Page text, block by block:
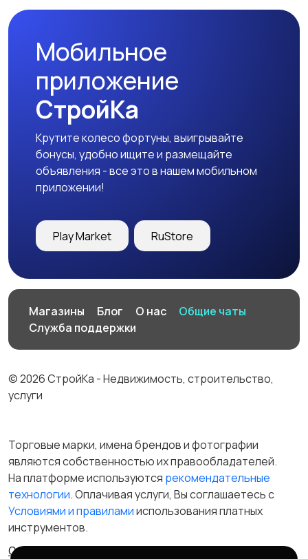
Мобильное
приложение
СтройКа
Крутите колесо фортуны, выигрывайте
бонусы, удобно ищите и размещайте
объявления - все это в нашем мобильном
приложении!
Play Market RuStore
Магазины Блог О нас
Общие чаты
Служба поддержки
© 2026 СтройКа - Недвижимость, строительство,
услуги
Торговые марки, имена брендов и фотографии
являются собственностью их правообладателей.
На платформе используются рекомендательные
технологии. Оплачивая услуги, Вы соглашаетесь c
Условиями и правиламииспользования платных
инструментов.
Отказ от ответственности
Правила сервиса